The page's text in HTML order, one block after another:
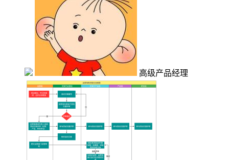
高级产品经理